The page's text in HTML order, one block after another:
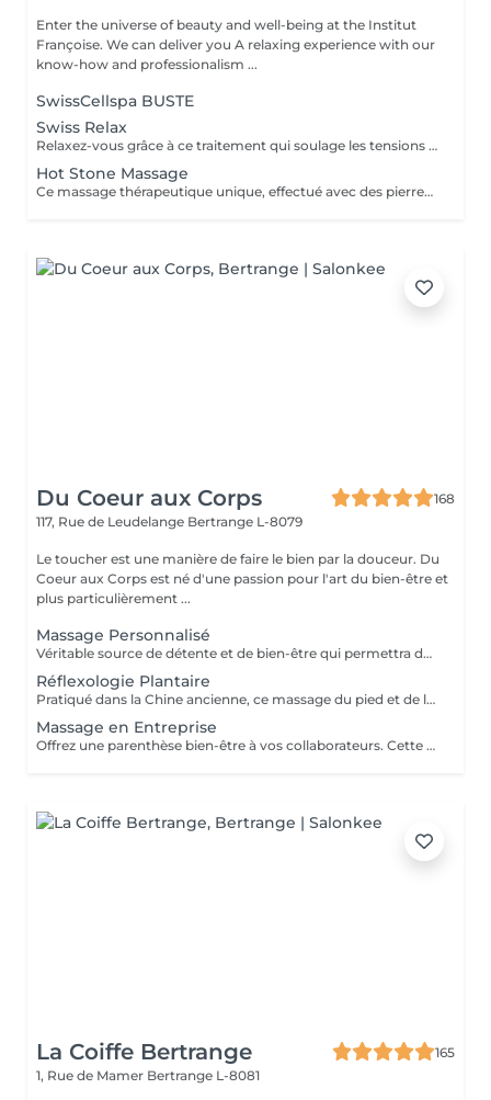
Enter the universe of beauty and well-being at the Institut
Françoise. We can deliver you A relaxing experience with our
know-how and professionalism ...
SwissCellspa BUSTE
Swiss Relax
Relaxez-vous grâce à ce traitement qui soulage les tensions pour un dos parfaitement détendu.
Hot Stone Massage
Ce massage thérapeutique unique, effectué avec des pierres de lave, rend un bon équilibre de l'énergie. Son effet est plus profond et dure plus longtemps que celui d'un massage classique.
Du Coeur aux Corps
168
117, Rue de Leudelange Bertrange L-8079
Le toucher est une manière de faire le bien par la douceur. Du
Coeur aux Corps est né d'une passion pour l'art du bien-être et
plus particulièrement ...
Massage Personnalisé
Véritable source de détente et de bien-être qui permettra de retirer les noeuds musculaires tout en favorisant un état intense de relaxation, des pieds à la tête ou selon vos besoins et envie. Un moment de lâcher prise pour le corps et l'esprit.
Réflexologie Plantaire
Pratiqué dans la Chine ancienne, ce massage du pied et de la voûte plantaire utilise le processus d'auto-guérison. Il soulage, énergise et harmonise le corps par des pressions localisées sur les pieds. Un massage qui fait écho dans le corps entier.
Massage en Entreprise
Offrez une parenthèse bien-être à vos collaborateurs. Cette pause relaxante leur permettra de libérer les tensions musculaires, de détendre l'esprit et de leur apporter une reconnaissance en prenant soin de leur confort. Le massage amma assis est une technique de toucher et d'enchainement de manoeuvres qui se pratique en position assise sur une personne habillée. Elle cible essentiellement les épaules, le dos, la nuque, les hanches, les bras, les mains et la tête, mais peut être adapté à chaque besoin de vos collaborateurs.
La Coiffe Bertrange
165
1, Rue de Mamer Bertrange L-8081